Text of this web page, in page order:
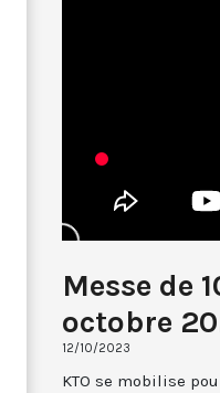
Messe de
octobre
12/10/2023
KTO se mobilise